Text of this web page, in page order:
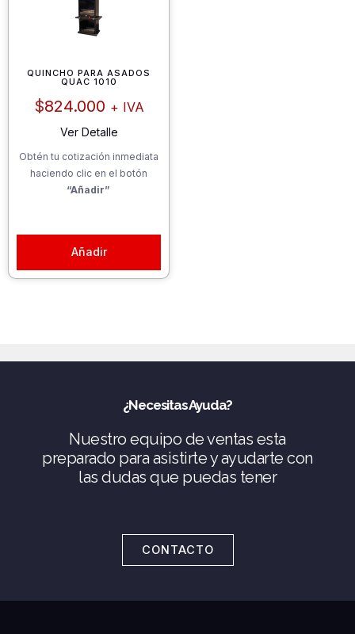
QUINCHO PARA ASADOS
QUAC 1010
$824.000 + IVA
Ver Detalle
Obtén tu cotización inmediata
haciendo clic en el botón
“Añadir”
Añadir
¿Necesitas Ayuda?
Nuestro equipo de ventas esta
preparado para asistirte y ayudarte con
las dudas que puedas tener
CONTACTO